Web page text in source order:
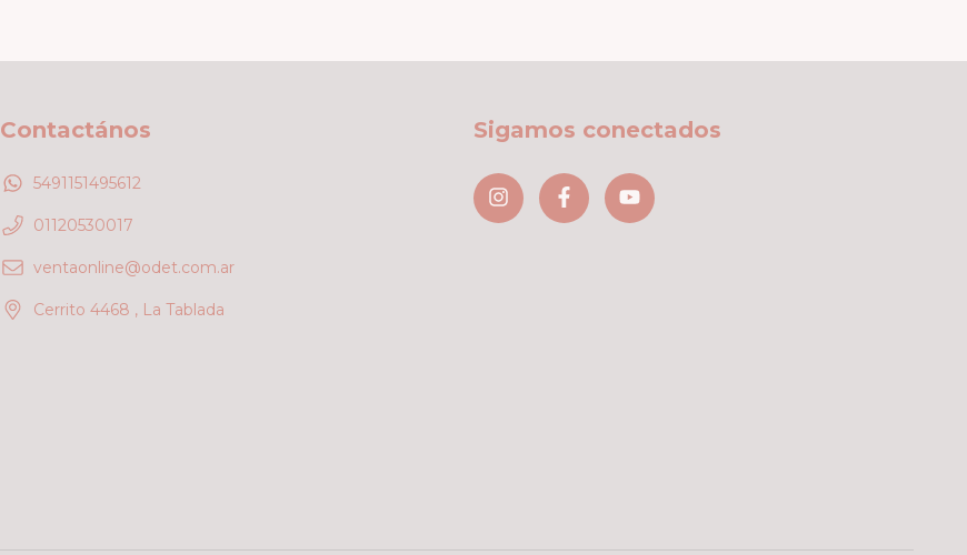
Contactános
5491151495612
01120530017
ventaonline@odet.com.ar
Cerrito 4468 , La Tablada
Sigamos conectados